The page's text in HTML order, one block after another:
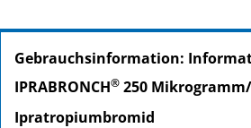
PZN: 09384551
PPN: 110938455184
NTIN: 04150093845517
Gebrauchsinformation:
IPRABRONCH® 250
Ipratropiumbromid